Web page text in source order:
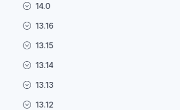
14.0
13.16
13.15
13.14
13.13
13.12